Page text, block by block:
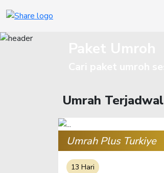
Umrah Terjadwal
Umrah Plus Turkiye
13 Hari